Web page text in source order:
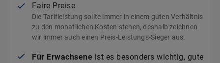
Faire Preise
Die Tarifleistung sollte immer in einem guten Verhältnis
zu den monatlichen Kosten stehen, deshalb zeichnen
wir immer auch einen Preis-Leistungs-Sieger aus.
Für Erwachsene ist es besonders wichtig, gute